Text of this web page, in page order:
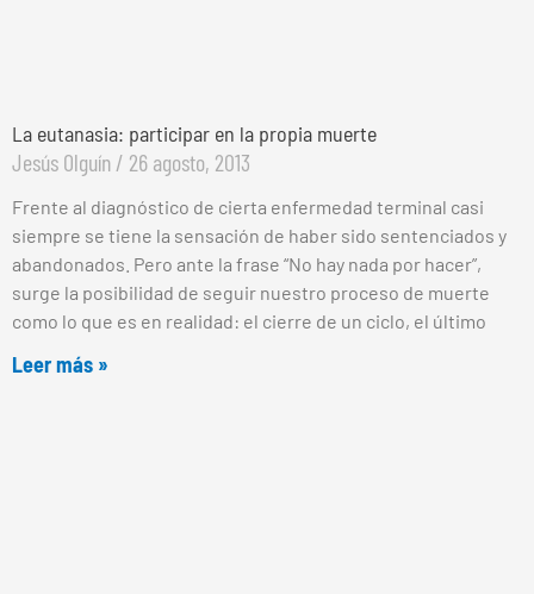
La eutanasia: participar en la propia muerte
Jesús Olguín 26 agosto, 2013
Frente al diagnóstico de cierta enfermedad terminal casi
siempre se tiene la sensación de haber sido sentenciados y
abandonados. Pero ante la frase “No hay nada por hacer”,
surge la posibilidad de seguir nuestro proceso de muerte
como lo que es en realidad: el cierre de un ciclo, el último
Leer más »